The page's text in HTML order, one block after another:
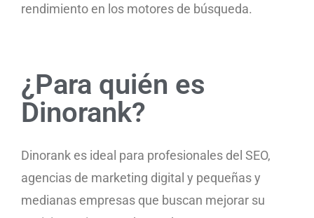
rendimiento en los motores de búsqueda.
¿Para quién es
Dinorank?
Dinorank es ideal para profesionales del SEO,
agencias de marketing digital y pequeñas y
medianas empresas que buscan mejorar su